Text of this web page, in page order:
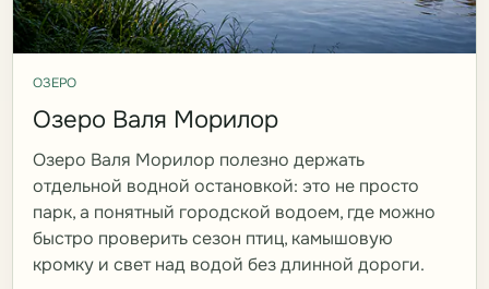
ОЗЕРО
Озеро Валя Морилор
Озеро Валя Морилор полезно держать
отдельной водной остановкой: это не просто
парк, а понятный городской водоем, где можно
быстро проверить сезон птиц, камышовую
кромку и свет над водой без длинной дороги.